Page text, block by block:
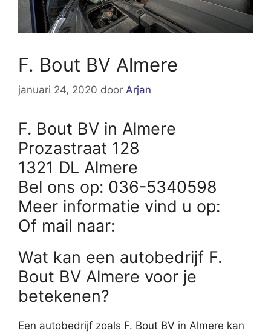
F. Bout BV Almere
januari 24, 2020 door Arjan
F. Bout BV in Almere
Prozastraat 128
1321 DL Almere
Bel ons op: 036-5340598
Meer informatie vind u op:
Of mail naar:
Wat kan een autobedrijf F.
Bout BV Almere voor je
betekenen?
Een autobedrijf zoals F. Bout BV in Almere kan